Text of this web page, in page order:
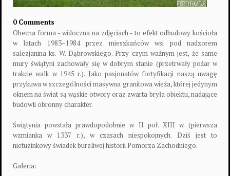
0 Comments
Obecna forma - widoczna na zdjęciach - to efekt odbudowy kościoła
w latach 1983–1984 przez mieszkańców wsi pod nadzorem
salezjanina ks. W. Dąbrowskiego. Przy czym ważnym jest, że same
mury świątyni zachowały się w dobrym stanie (przetrwały pożar w
trakcie walk w 1945 r.). Jako pasjonatów fortyfikacji naszą uwagę
przykuwa w szczególności masywna granitowa wieża, której jedynym
oknem na świat są wąskie otwory oraz zwarta bryła obiektu, nadające
budowli obronny charakter.
Świątynia powstała prawdopodobnie w II poł. XIII w. (pierwsza
wzmianka w 1337 r.), w czasach niespokojnych. Dziś jest to
nietuzinkowy świadek burzliwej historii Pomorza Zachodniego.
Galeria: